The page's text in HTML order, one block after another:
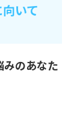
いて
のあなた